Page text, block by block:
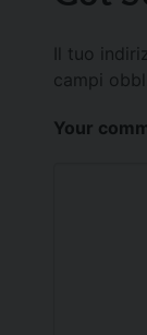
Il tuo
campi
Your